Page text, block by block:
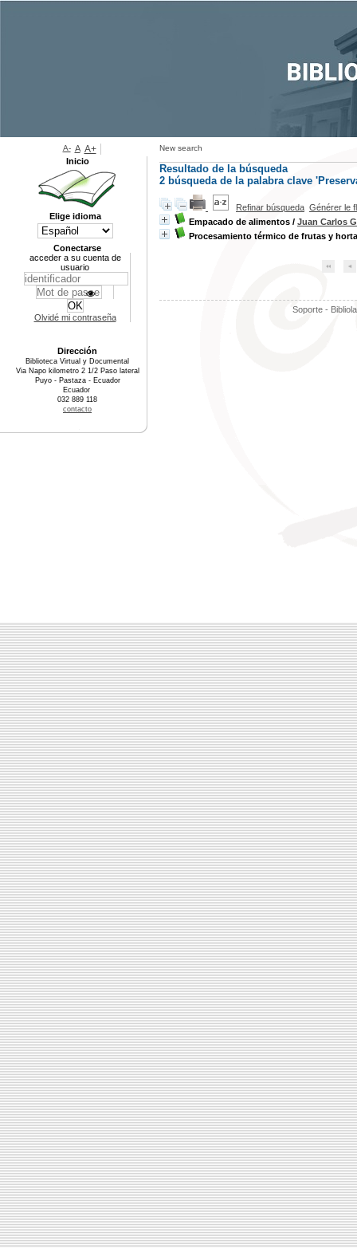
New search
Resultado de la búsqueda
2 búsqueda de la palabra clave
Refinar búsqueda Générer le
Empacado de alimentos / Juan Carlos
Procesamiento térmico de frutas y
Soporte -
A- A A+
Inicio
Elige idioma
Conectarse
acceder a su cuenta de
usuario
Olvidé mi contraseña
Dirección
Biblioteca Virtual y Documental
Via Napo kilometro 2 1/2 Paso lateral
Puyo - Pastaza - Ecuador
Ecuador
032 889 118
contacto